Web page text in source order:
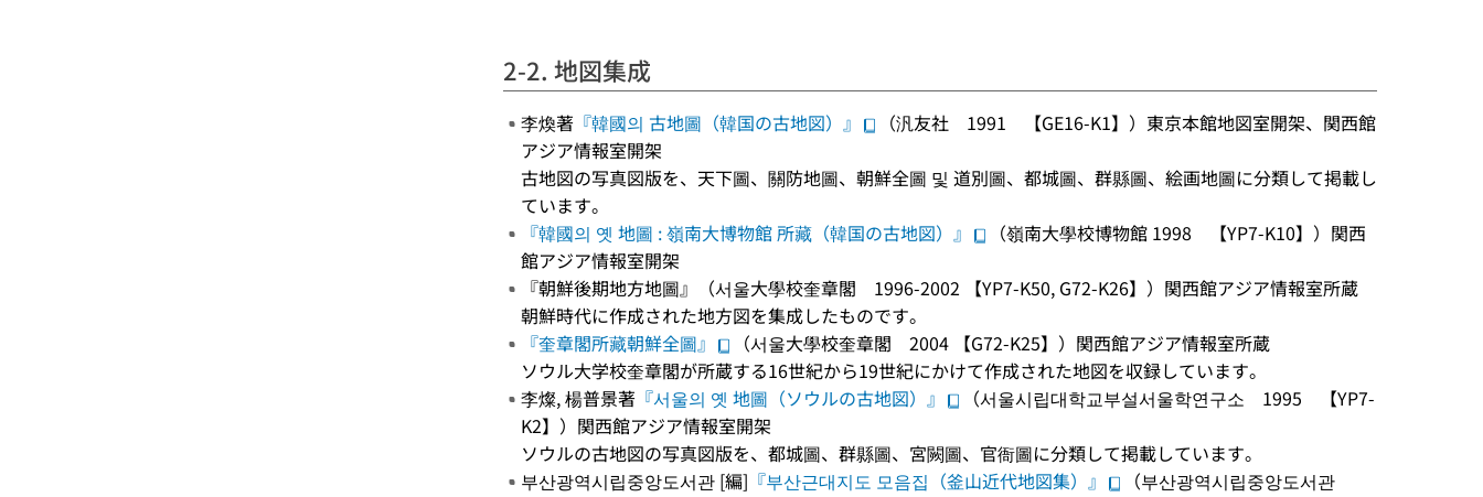
2-2. 地図集成
李煥著 『韓國의 古地圖（韓国の古地図）』
（汎友社 1991 【GE16-K1】）東京本館地図室開架、関西館
アジア情報室開架
古地図の写真図版を、天下圖、關防地圖、朝鮮全圖 및 道別圖、都城圖、群縣圖、絵画地圖に分類して掲載し
ています。
『韓國의 옛 地圖 : 嶺南大博物館 所藏（韓国の古地図）』
（嶺南大學校博物館 1998 【YP7-K10】）関西
館アジア情報室開架
『朝鮮後期地方地圖』（서울大學校奎章閣 1996-2002 【YP7-K50, G72-K26】）関西館アジア情報室所蔵
朝鮮時代に作成された地方図を集成したものです。
『奎章閣所藏朝鮮全圖』
（서울大學校奎章閣 2004 【G72-K25】）関西館アジア情報室所蔵
ソウル大学校奎章閣が所蔵する16世紀から19世紀にかけて作成された地図を収録しています。
李燦, 楊普景著 『서울의 옛 地圖（ソウルの古地図）』
（서울시립대학교부설서울학연구소 1995 【YP7-
K2】）関西館アジア情報室開架
ソウルの古地図の写真図版を、都城圖、群縣圖、宮闕圖、官衙圖に分類して掲載しています。
부산광역시립중앙도서관 [編] 『부산근대지도 모음집（釜山近代地図集）』
（부산광역시립중앙도서관